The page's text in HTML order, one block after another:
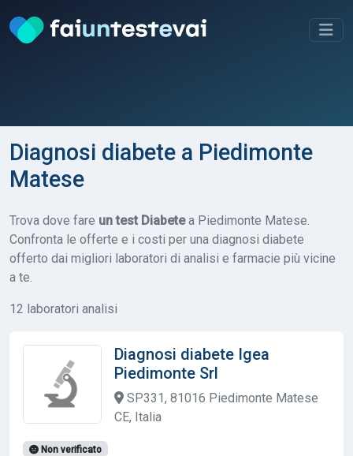
Diagnosi diabete a Piedimonte
Matese
Trova dove fare un test Diabetea Piedimonte Matese.
Confronta le offerte e i costi per una diagnosi diabete
offerto dai migliori laboratori di analisi e farmacie più vicine
a te.
12 laboratori analisi
Diagnosi diabete Igea
Piedimonte Srl
SP331, 81016 Piedimonte Matese
CE, Italia
Non verificato